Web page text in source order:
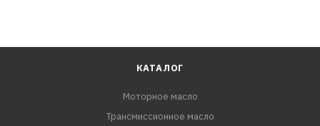
КАТАЛОГ
Моторное масло
Трансмиссионное масло